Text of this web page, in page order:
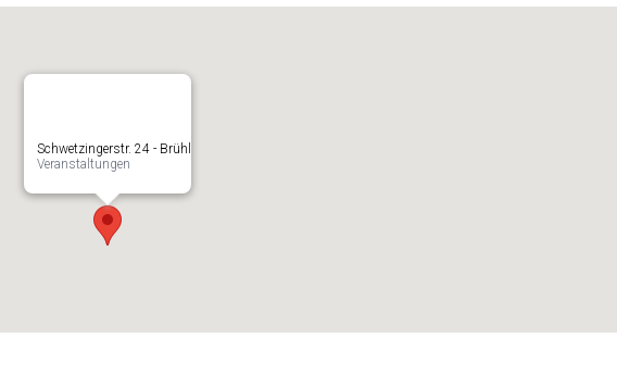
Schwetzingerstr. 24 - Brühl
Veranstaltungen